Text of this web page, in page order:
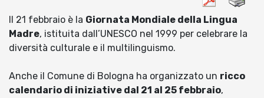
Il 21 febbraio è la Giornata Mondiale della Lingua
Madre, istituita dall’UNESCO nel 1999 per celebrare la
diversità culturale e il multilinguismo.
Anche il Comune di Bologna ha organizzato un ricco
calendario di iniziative dal 21 al 25 febbraio,